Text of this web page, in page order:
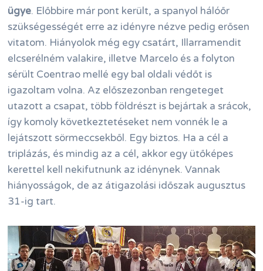
ügye. Előbbire már pont került, a spanyol hálóőr
szükségességét erre az idényre nézve pedig erősen
vitatom. Hiányolok még egy csatárt, Illarramendit
elcserélném valakire, illetve Marcelo és a folyton
sérült Coentrao mellé egy bal oldali védőt is
igazoltam volna. Az előszezonban rengeteget
utazott a csapat, több földrészt is bejártak a srácok,
így komoly következtetéseket nem vonnék le a
lejátszott sörmeccsekből. Egy biztos. Ha a cél a
triplázás, és mindig az a cél, akkor egy ütőképes
kerettel kell nekifutnunk az idénynek. Vannak
hiányosságok, de az átigazolási időszak augusztus
31-ig tart.